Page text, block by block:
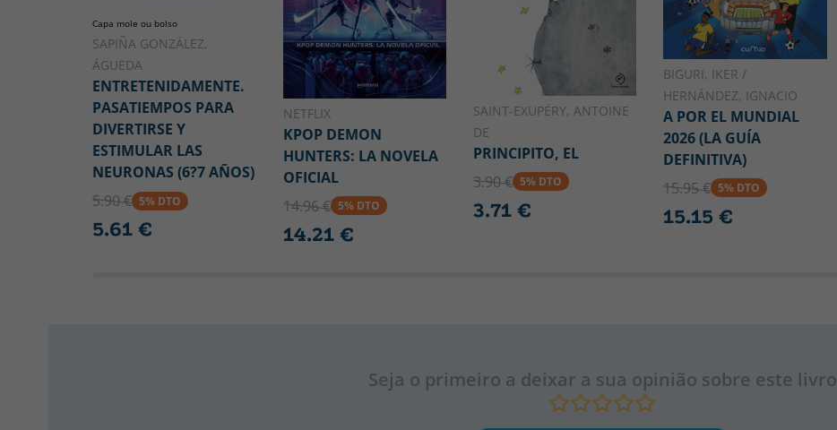
Capa mole ou bolso
SAPIÑA GONZÁLEZ,
ÁGUEDA
ENTRETENIDAMENTE.
PASATIEMPOS PARA
DIVERTIRSE Y
ESTIMULAR LAS
NEURONAS (6?7 AÑOS)
5.90 € 5% DTO
5.61 €
NETFLIX
KPOP DEMON
HUNTERS: LA NOVELA
OFICIAL
14.96 € 5% DTO
14.21 €
SAINT-EXUPÉRY, ANTOINE
DE
PRINCIPITO, EL
3.90 € 5% DTO
3.71 €
BIGURI, IKER /
HERNÁNDEZ, IGNACIO
A POR EL MUNDIAL
2026 (LA GUÍA
DEFINITIVA)
15.95 € 5% DTO
15.15 €
Seja o primeiro a deixar a sua opinião sobre este livro